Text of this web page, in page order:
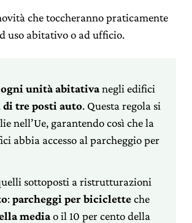
che toccheranno praticamente
uso abitativo o ad ufficio.
unità abitativanegli edifici
di tre posti auto. Questa regola si
nell’Ue, garantendo così che la
abbia accesso al parcheggio per
sottoposti a ristrutturazioni
:parcheggi per bicicletteche
mediao il 10 per cento della